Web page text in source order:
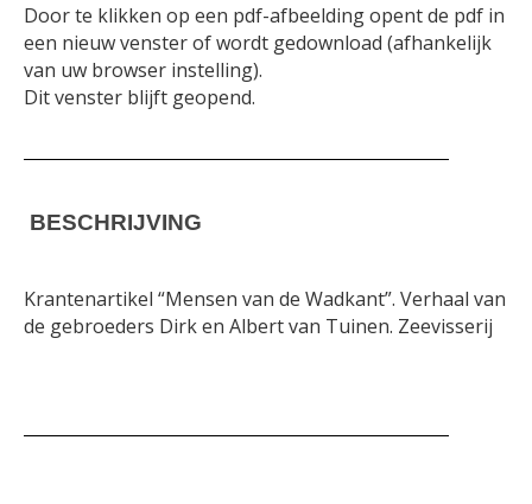
Door te klikken op een pdf-afbeelding opent de pdf in
een nieuw venster of wordt gedownload (afhankelijk
van uw browser instelling).
Dit venster blijft geopend.
BESCHRIJVING
Krantenartikel “Mensen van de Wadkant”. Verhaal van
de gebroeders Dirk en Albert van Tuinen. Zeevisserij